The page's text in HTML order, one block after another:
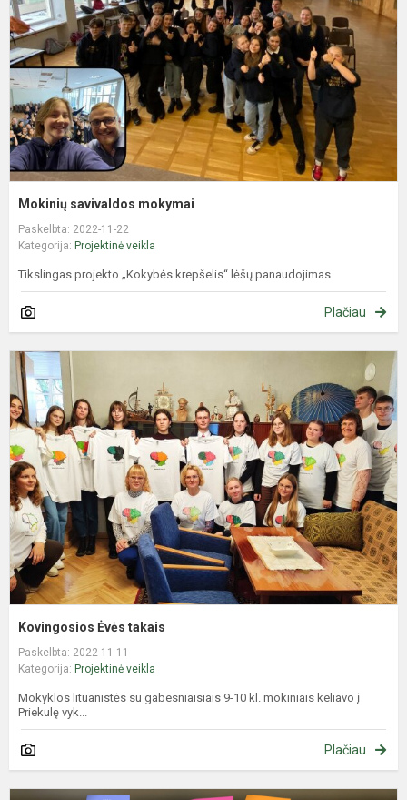
Mokinių savivaldos mokymai
Paskelbta: 2022-11-22
Kategorija: Projektinė veikla
Tikslingas projekto „Kokybės krepšelis“ lėšų panaudojimas.
Plačiau
Kovingosios Ėvės takais
Paskelbta: 2022-11-11
Kategorija: Projektinė veikla
Mokyklos lituanistės su gabesniaisiais 9-10 kl. mokiniais keliavo į
Priekulę vyk...
Plačiau